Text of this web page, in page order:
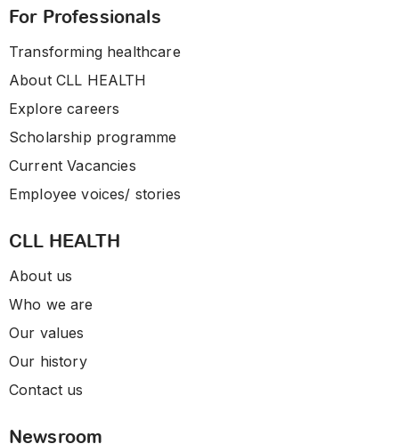
For Professionals
Transforming healthcare
About CLL HEALTH
Explore careers
Scholarship programme
Current Vacancies
Employee voices/ stories
CLL HEALTH
About us
Who we are
Our values
Our history
Contact us
Newsroom